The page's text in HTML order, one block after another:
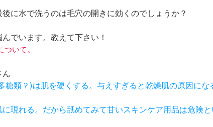
に水で洗うのは毛穴の開きに効くのでしょうか？
でいます。教えて下さい！
いて。
糖類？)は肌を硬くする。与えすぎると乾燥肌の原因にな
現れる。だから舐めてみて甘いスキンケア用品は危険